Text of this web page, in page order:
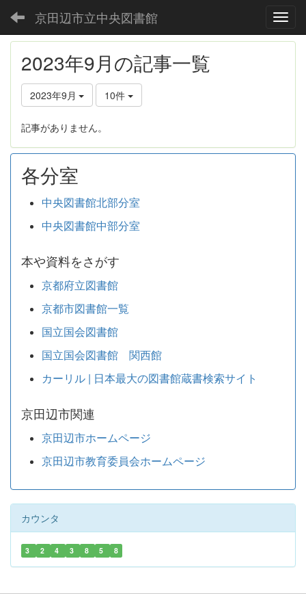
京田辺市立中央図書館
2023年9月の記事一覧
2023年9月 10件
記事がありません。
各分室
中央図書館北部分室
中央図書館中部分室
本や資料をさがす
京都府立図書館
京都市図書館一覧
国立国会図書館
国立国会図書館 関西館
カーリル | 日本最大の図書館蔵書検索サイト
京田辺市関連
京田辺市ホームページ
京田辺市教育委員会ホームページ
カウンタ
3 2 4 3 8 5 8